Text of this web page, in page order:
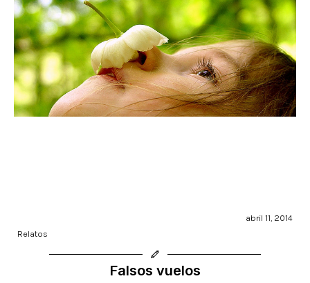
abril 11, 2014
Relatos
Falsos vuelos